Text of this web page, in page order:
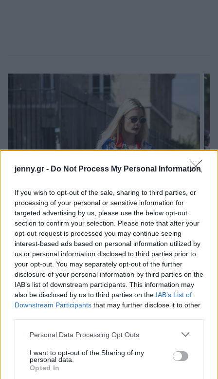
jenny.gr - Do Not Process My Personal Information
If you wish to opt-out of the sale, sharing to third parties, or
processing of your personal or sensitive information for
targeted advertising by us, please use the below opt-out
section to confirm your selection. Please note that after your
opt-out request is processed you may continue seeing
interest-based ads based on personal information utilized by
us or personal information disclosed to third parties prior to
your opt-out. You may separately opt-out of the further
disclosure of your personal information by third parties on the
IAB’s list of downstream participants. This information may
also be disclosed by us to third parties on the IAB’s List of
Downstream Participants that may further disclose it to other
Please note that this website/app uses one or more Google
not limited to your visit or usage behaviour. You may click to
grant or deny consent to Google and its third-party tags to
use your data for below specified purposes in below Google
Personal Data Processing Opt Outs
I want to opt-out of the Sharing of my
personal data.
Opted In